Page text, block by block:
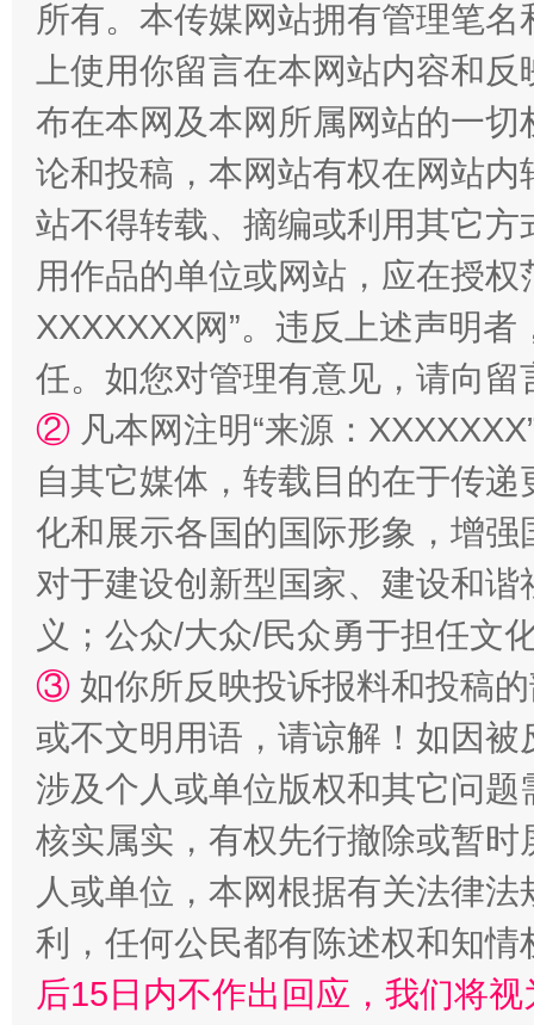
国家大学科技园优化重塑工作
扯下公款旅游的“隐身衣” 如何以
“蜀中异人”王建安的艺术幻境
所有。本传媒网站拥有管理笔
上使用你留言在本网站内容和
布在本网及本网所属网站的一
论和投稿，本网站有权在网站
站不得转载、摘编或利用其它
用作品的单位或网站，应在授
XXXXXXX网”。违反上述声明
任。如您对管理有意见，请向
② 凡本网注明“来源：
自其它媒体，转载目的在于传
化和展示各国的国际形象，增
对于建设创新型国家、建设和
义；公众/大众/民众勇于担任文
③ 如你所反映投诉报料和投稿
或不文明用语，请谅解！如因
涉及个人或单位版权和其它问题
核实属实，有权先行撤除或暂
人或单位，本网根据有关法律
利，任何公民都有陈述权和知情
后15日内不作出回应，我们将